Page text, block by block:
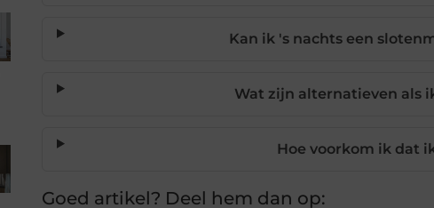
Kan ik 's nachts een
Wat zijn alternatieven als
Hoe voorkom ik dat
Goed artikel? Deel hem dan op: